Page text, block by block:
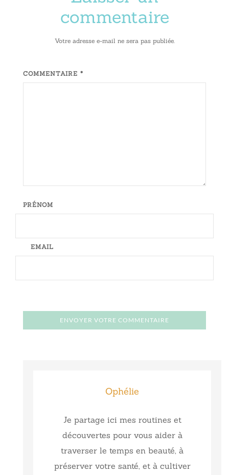
commentaire
Votre adresse e-mail ne sera pas publiée.
COMMENTAIRE *
PRÉNOM
EMAIL
Ophélie
Je partage ici mes routines et
découvertes pour vous aider à
traverser le temps en beauté, à
préserver votre santé, et à cultiver